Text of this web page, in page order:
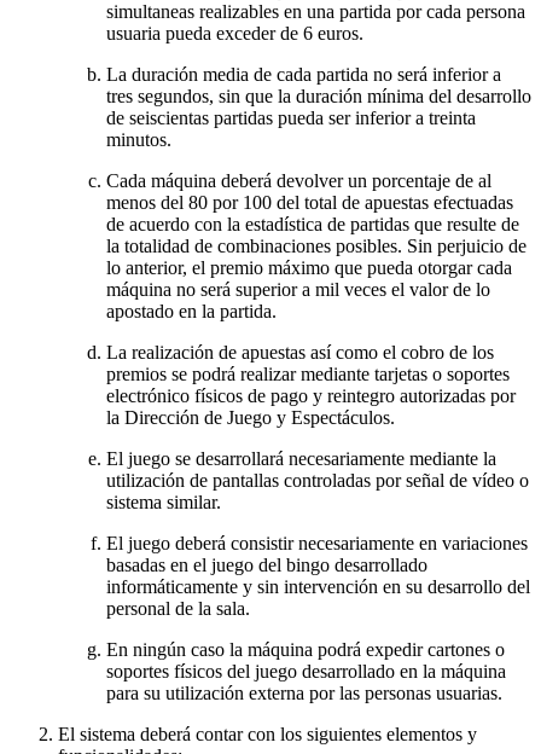
simultaneas realizables en una partida por cada persona
usuaria pueda exceder de 6 euros.
La duración media de cada partida no será inferior a
tres segundos, sin que la duración mínima del desarrollo
de seiscientas partidas pueda ser inferior a treinta
minutos.
Cada máquina deberá devolver un porcentaje de al
menos del 80 por 100 del total de apuestas efectuadas
de acuerdo con la estadística de partidas que resulte de
la totalidad de combinaciones posibles. Sin perjuicio de
lo anterior, el premio máximo que pueda otorgar cada
máquina no será superior a mil veces el valor de lo
apostado en la partida.
La realización de apuestas así como el cobro de los
premios se podrá realizar mediante tarjetas o soportes
electrónico físicos de pago y reintegro autorizadas por
la Dirección de Juego y Espectáculos.
El juego se desarrollará necesariamente mediante la
utilización de pantallas controladas por señal de vídeo o
sistema similar.
El juego deberá consistir necesariamente en variaciones
basadas en el juego del bingo desarrollado
informáticamente y sin intervención en su desarrollo del
personal de la sala.
En ningún caso la máquina podrá expedir cartones o
soportes físicos del juego desarrollado en la máquina
para su utilización externa por las personas usuarias.
El sistema deberá contar con los siguientes elementos y